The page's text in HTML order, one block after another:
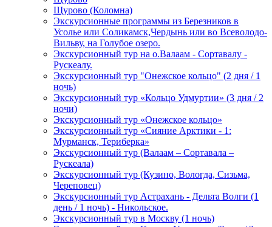
Щурово (Коломна)
Экскурсионные программы из Березников в
Усолье или Соликамск,Чердынь или во Всеволодо-
Вильву, на Голубое озеро.
Экскурсионный тур на о.Валаам - Сортавалу -
Рускеалу.
Экскурсионный тур "Онежское кольцо" (2 дня / 1
ночь)
Экскурсионный тур «Кольцо Удмуртии» (3 дня / 2
ночи)
Экскурсионный тур «Онежское кольцо»
Экскурсионный тур «Сияние Арктики - 1:
Мурманск, Териберка»
Экскурсионный тур (Валаам – Сортавала –
Рускеала)
Экскурсионный тур (Кузино, Вологда, Сизьма,
Череповец)
Экскурсионный тур Астрахань - Дельта Волги (1
день / 1 ночь) - Никольское.
Экскурсионный тур в Москву (1 ночь)